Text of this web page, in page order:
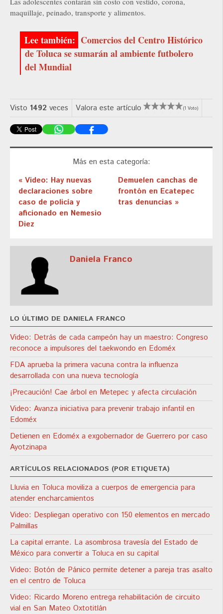
maquillaje, peinado, transporte y alimentos.
Comercios del Centro Histórico
de Toluca se sumarán al ambiente futbolero
del Mundial
Visto 1492 veces Valora este artículo (1 Voto)
Más en esta categoría:
« Video: Hay nuevas
declaraciones sobre
caso de policía y
aficionado en Nemesio
Diez
Demuelen canchas de
frontón en Ecatepec
tras denuncias »
Daniela Franco
LO ÚLTIMO DE DANIELA FRANCO
Video: Detrás de cada campeón hay un maestro: Congreso
reconoce a impulsores del taekwondo en Edoméx
FDA aprueba la primera vacuna contra la influenza
desarrollada con una nueva tecnología
¡Precaución! Cae árbol en Metepec y afecta circulación
Video: Avanza iniciativa para prevenir trabajo infantil en
Edoméx
Detienen en Edoméx a exgobernador de Guerrero por caso
Ayotzinapa
ARTÍCULOS RELACIONADOS (POR ETIQUETA)
Lluvia en Toluca moviliza a cuerpos de emergencia para
atender encharcamientos
Video: Despliegan operativo con 150 elementos en mercado
Palmillas
La capital errante. La asombrosa travesía del Estado de
México para convertir a Toluca en su capital
Video: Botón de Pánico permite detener a pareja tras asalto
en el centro de Toluca
Video: Ricardo Moreno entrega rehabilitación de circuito
vial en San Mateo Oxtotitlán